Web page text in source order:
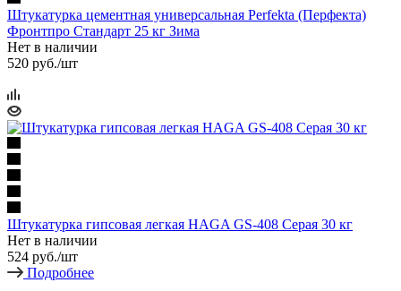
Штукатурка цементная универсальная Perfekta (Перфекта)
Фронтпро Стандарт 25 кг Зима
Нет в наличии
520 руб./шт
Штукатурка гипсовая легкая HAGA GS-408 Серая 30 кг
Нет в наличии
524 руб./шт
Подробнее